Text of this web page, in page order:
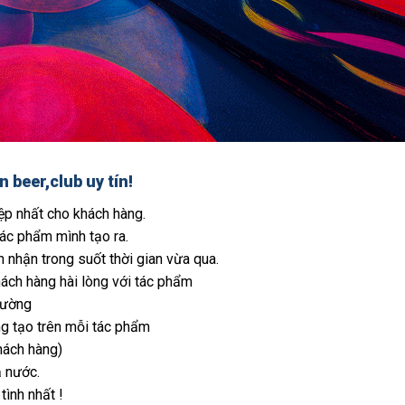
beer,club uy tín!
nhất cho khách hàng.
phẩm mình tạo ra.
nhận trong suốt thời gian vừa qua.
hàng hài lòng với tác phẩm
tạo trên mỗi tác phẩm
hàng)
nước.
nhất !